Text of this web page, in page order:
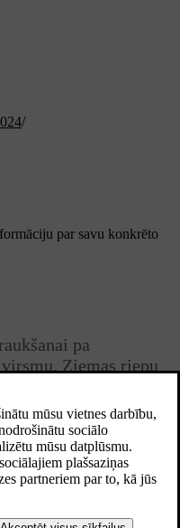
/
par savu konkrēto
pa
Ziemas riepu
pareizajam tipam. Lai
dīleri.